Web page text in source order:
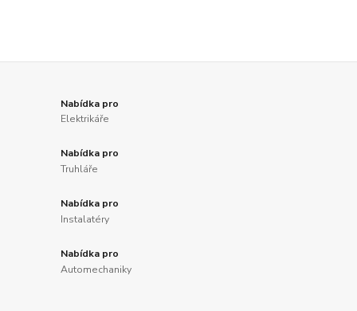
Nabídka pro
Elektrikáře
Nabídka pro
Truhláře
Nabídka pro
Instalatéry
Nabídka pro
Automechaniky